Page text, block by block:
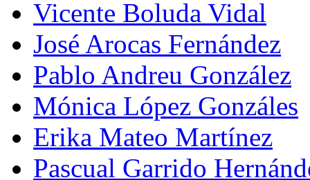
Vicente Boluda Vidal
José Arocas Fernández
Pablo Andreu González
Mónica López Gonzáles
Erika Mateo Martínez
Pascual Garrido